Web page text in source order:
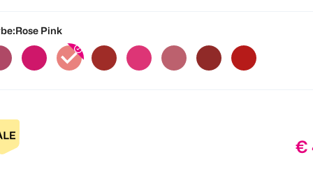
Rose Pink
€